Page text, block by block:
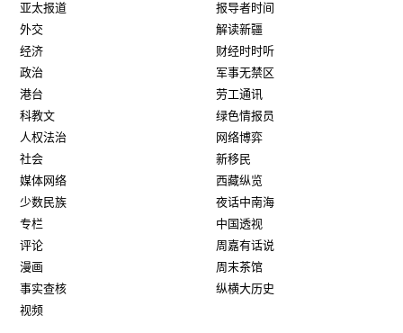
亚太报道
外交
经济
政治
港台
科教文
人权法治
社会
媒体网络
少数民族
专栏
评论
漫画
事实查核
视频
报导者时间
解读新疆
财经时时听
军事无禁区
劳工通讯
绿色情报员
网络博弈
新移民
西藏纵览
夜话中南海
中国透视
周嘉有话说
周末茶馆
纵横大历史